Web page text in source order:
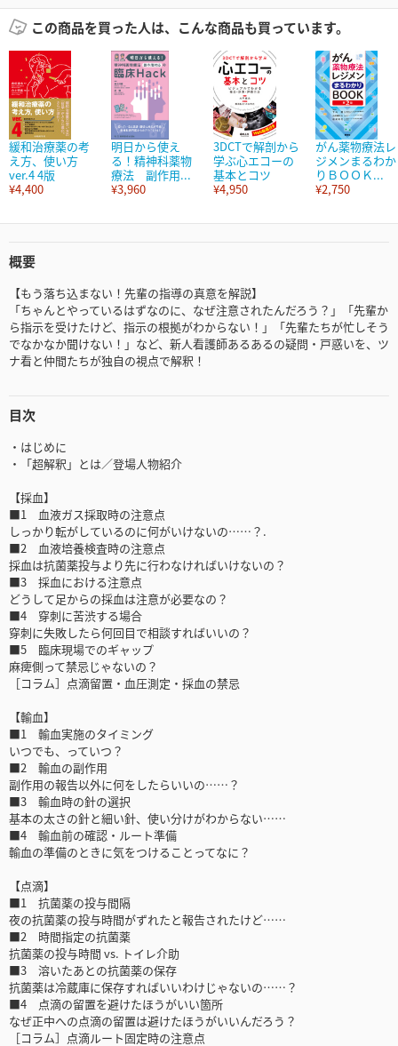
この商品を買った人は、こんな商品も買っています。
緩和治療薬の考
え方、使い方
ver.4 4版
¥4,400
明日から使え
る！精神科薬物
療法 副作用...
¥3,960
3DCTで解剖から
学ぶ心エコーの
基本とコツ
¥4,950
がん薬物療法レ
ジメンまるわか
りＢＯＯＫ...
¥2,750
概要
【もう落ち込まない！先輩の指導の真意を解説】
「ちゃんとやっているはずなのに、なぜ注意されたんだろう？」「先輩か
ら指示を受けたけど、指示の根拠がわからない！」「先輩たちが忙しそう
でなかなか聞けない！」など、新人看護師あるあるの疑問・戸惑いを、ツ
ナ看と仲間たちが独自の視点で解釈！
目次
・はじめに
・「超解釈」とは／登場人物紹介
【採血】
■1 血液ガス採取時の注意点
しっかり転がしているのに何がいけないの……？.
■2 血液培養検査時の注意点
採血は抗菌薬投与より先に行わなければいけないの？
■3 採血における注意点
どうして足からの採血は注意が必要なの？
■4 穿刺に苦渋する場合
穿刺に失敗したら何回目で相談すればいいの？
■5 臨床現場でのギャップ
麻痺側って禁忌じゃないの？
［コラム］点滴留置・血圧測定・採血の禁忌
【輸血】
■1 輸血実施のタイミング
いつでも、っていつ？
■2 輸血の副作用
副作用の報告以外に何をしたらいいの……？
■3 輸血時の針の選択
基本の太さの針と細い針、使い分けがわからない……
■4 輸血前の確認・ルート準備
輸血の準備のときに気をつけることってなに？
【点滴】
■1 抗菌薬の投与間隔
夜の抗菌薬の投与時間がずれたと報告されたけど……
■2 時間指定の抗菌薬
抗菌薬の投与時間 vs. トイレ介助
■3 溶いたあとの抗菌薬の保存
抗菌薬は冷蔵庫に保存すればいいわけじゃないの……？
■4 点滴の留置を避けたほうがいい箇所
なぜ正中への点滴の留置は避けたほうがいいんだろう？
［コラム］点滴ルート固定時の注意点